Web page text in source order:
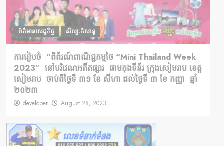
ព័ត៌មានសេដ្ឋកិច្ច សិល្បៈកំសាន្ត
ការ​រៀប​ចំ “​ពិព័រណ៍​ពាណិជ្ជកម្មថៃ “Mini Thailand Week
2023” នៅបរិវេណអតីតផ្សារ​ ផាមកុងទីន័រ ក្រុងសៀមរាប ខេត្ត
សៀមរាប ចាប់​ពី​ថ្ងៃទី ៣១ ខែ សីហា ដល់ថ្ងៃទី ៣ ខែ កញ្ញា ឆ្នាំ
២០២៣
developer August 28, 2023